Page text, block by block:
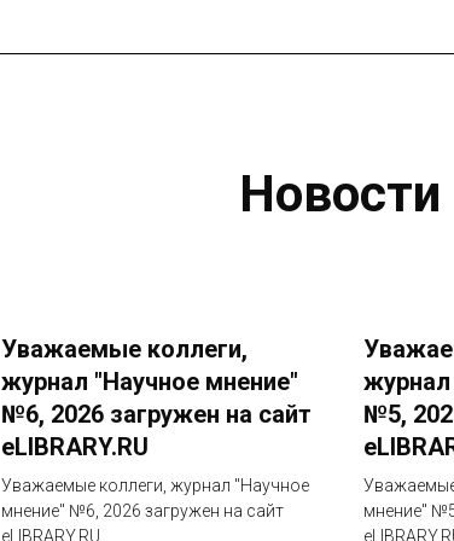
Новости
Уважаемые коллеги,
журнал "Научное мнение"
№6, 2026 загружен на сайт
eLIBRARY.RU
Уважаемые коллеги, журнал "Научное
мнение" №6, 2026 загружен на сайт
eLIBRARY.RU
журнал
№5,
мнение"